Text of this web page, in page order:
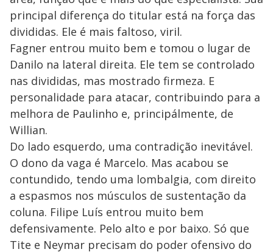
principal diferença do titular está na força das
divididas. Ele é mais faltoso, viril.
Fagner entrou muito bem e tomou o lugar de
Danilo na lateral direita. Ele tem se controlado
nas divididas, mas mostrado firmeza. E
personalidade para atacar, contribuindo para a
melhora de Paulinho e, principálmente, de
Willian.
Do lado esquerdo, uma contradição inevitável.
O dono da vaga é Marcelo. Mas acabou se
contundido, tendo uma lombalgia, com direito
a espasmos nos músculos de sustentação da
coluna. Filipe Luís entrou muito bem
defensivamente. Pelo alto e por baixo. Só que
Tite e Neymar precisam do poder ofensivo do